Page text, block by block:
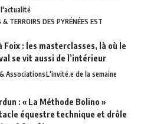
& TERROIRS DES PYRÉNÉES EST
Foix : les masterclasses, là où le
se vit aussi de l’intérieur
AssociationsL'invité.e de la semaine
: « La Méthode Bolino »
équestre technique et drôle